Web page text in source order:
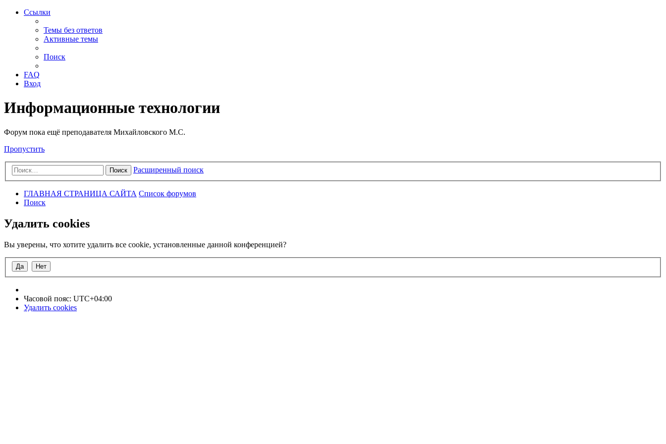
Ссылки
Темы без ответов
Активные темы
Поиск
FAQ
Вход
Информационные технологии
Форум пока ещё преподавателя Михайловского М.С.
Пропустить
Поиск Расширенный поиск
ГЛАВНАЯ СТРАНИЦА САЙТА Список форумов
Поиск
Удалить cookies
Вы уверены, что хотите удалить все cookie, установленные данной конференцией?
Часовой пояс: UTC+04:00
Удалить cookies